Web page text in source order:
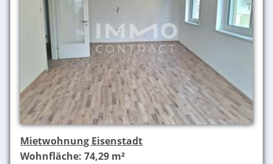
Mietwohnung Eisenstadt
Wohnfläche: 74,29 m²